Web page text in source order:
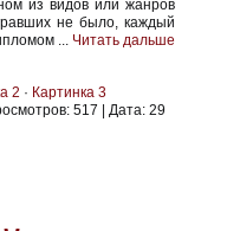
из видов или жанров
не было, каждый
... Читать дальше
2 · Картинка 3
517 |Дата: 29